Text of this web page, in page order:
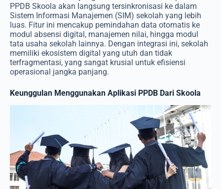
PPDB Skoola akan langsung tersinkronisasi ke dalam
Sistem Informasi Manajemen (SIM) sekolah yang lebih
luas. Fitur ini mencakup pemindahan data otomatis ke
modul absensi digital, manajemen nilai, hingga modul
tata usaha sekolah lainnya. Dengan integrasi ini, sekolah
memiliki ekosistem digital yang utuh dan tidak
terfragmentasi, yang sangat krusial untuk efisiensi
operasional jangka panjang.
Keunggulan Menggunakan Aplikasi PPDB Dari Skoola